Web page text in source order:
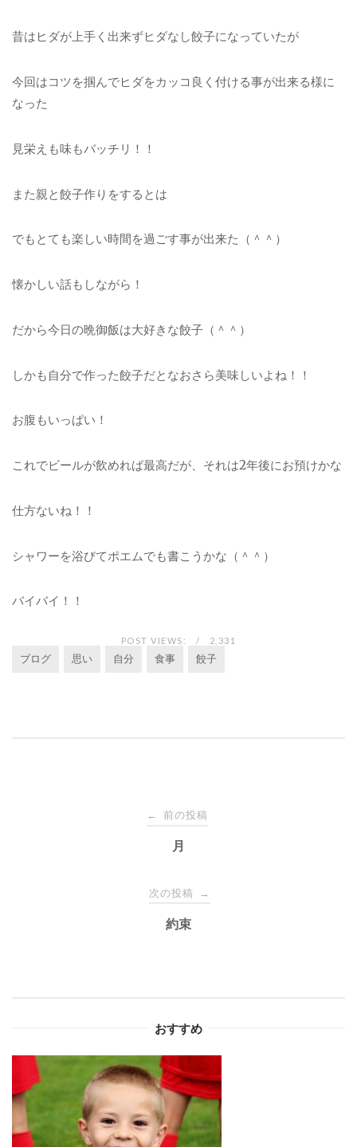
昔はヒダが上手く出来ずヒダなし餃子になっていたが
今回はコツを掴んでヒダをカッコ良く付ける事が出来る様に
なった
見栄えも味もバッチリ！！
また親と餃子作りをするとは
でもとても楽しい時間を過ごす事が出来た（＾＾）
懐かしい話もしながら！
だから今日の晩御飯は大好きな餃子（＾＾）
しかも自分で作った餃子だとなおさら美味しいよね！！
お腹もいっぱい！
これでビールが飲めれば最高だが、それは2年後にお預けかな
仕方ないね！！
シャワーを浴びてポエムでも書こうかな（＾＾）
バイバイ！！
POST VIEWS: 2,331
ブログ 思い 自分 食事 餃子
シ
ョ
← 前の投稿
月
次の投稿 →
約束
おすすめ